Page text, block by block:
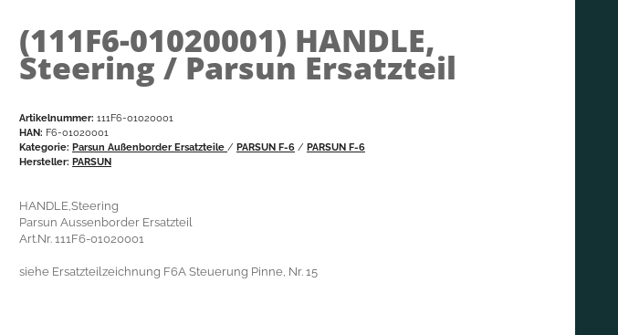
(111F6-01020001) HANDLE,
Steering / Parsun Ersatzteil
Artikelnummer: 111F6-01020001
HAN: F6-01020001
Kategorie: Parsun Außenborder Ersatzteile / PARSUN F-6 / PARSUN F-6
Hersteller: PARSUN
HANDLE,Steering
Parsun Aussenborder Ersatzteil
Art.Nr. 111F6-01020001
siehe Ersatzteilzeichnung F6A Steuerung Pinne, Nr. 15